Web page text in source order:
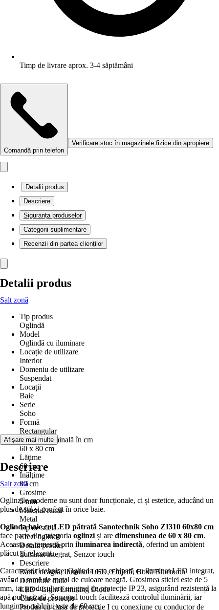
Timp de livrare aprox. 3-4 săptămâni
Comandă prin telefon
Verificare stoc în magazinele fizice din apropiere
Detalii produs
Descriere
Siguranța produselor
Categorii suplimentare
Recenzii din partea clienților
Detalii produs
Salt zonă
Tip produs
Oglindă
Model
Oglindă cu iluminare
Locație de utilizare
Interior
Domeniu de utilizare
Suspendat
Locații
Baie
Serie
Soho
Formă
Rectangular
Mărime nominală în cm
60 x 80 cm
Lăţime
60 cm
Înălţime
80 cm
Grosime
5 mm
Material ramă
Metal
Tip de sticlă
Efect oglindă
Detalii produs
Iluminat integrat, Senzor touch
Descriere
Ramă neagră, Iluminat LED, Etajeră, Boxă Bluetooth
Denumire dulie
LED - Light Ermitting Diode
Clasă de protecţie
Produs cu clasa de protecţie I cu conexiune cu conductor de
Afișare mai multe
Descriere
Salt zonă
Oglinzile moderne nu sunt doar funcționale, ci și estetice, aducând un
plus de stil și confort în orice baie.
Oglinda baie cu LED pătrată Sanotechnik Soho ZI310 60x80 cm
face parte din categoria oglinzi și are dimensiunea de 60 x 80 cm.
Aceasta se remarcă prin iluminarea indirectă, oferind un ambient
plăcut și relaxant.
Caracteristici tehnice: Oglinda este echipată cu iluminat LED integrat,
având o ramă de metal de culoare neagră. Grosimea sticlei este de 5
mm, iar produsul are un grad de protecție IP 23, asigurând rezistență la
apă pulverizată. Senzorul touch facilitează controlul iluminării, iar
lungimea cablului este de 60 cm.